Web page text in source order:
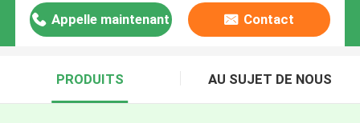
Appelle maintenant Contact
PRODUITS AU SUJET DE NOUS